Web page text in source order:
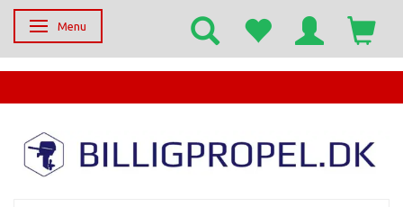
Skifte navigation
Menu